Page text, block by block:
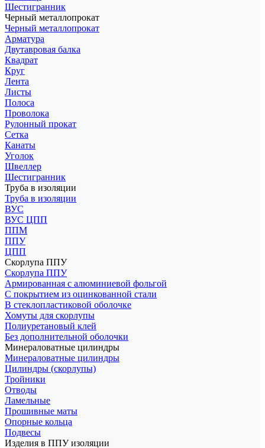
Шестигранник
Черный металлопрокат
Черный металлопрокат
Арматура
Двутавровая балка
Квадрат
Круг
Лента
Листы
Полоса
Проволока
Рулонный прокат
Сетка
Канаты
Уголок
Швеллер
Шестигранник
Труба в изоляции
Труба в изоляции
ВУС
ВУС ЦПП
ППМ
ППУ
ЦПП
Скорлупа ППУ
Скорлупа ППУ
Армированная с алюминиевой фольгой
С покрытием из оцинкованной стали
В стеклопластиковой оболочке
Хомуты для скорлупы
Полиуретановый клей
Без дополнительной оболочки
Минераловатные цилиндры
Минераловатные цилиндры
Цилиндры (скорлупы)
Тройники
Отводы
Ламельные
Прошивные маты
Опорные кольца
Подвесы
Изделия в ППУ изоляции